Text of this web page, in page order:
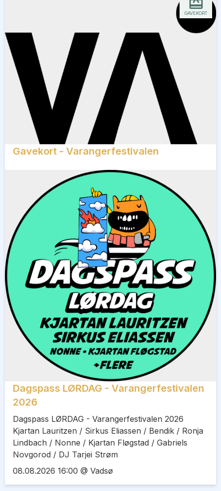
Gavekort - Varangerfestivalen
GAVEKORT
Dagspass LØRDAG - Varangerfestivalen
2026
Dagspass LØRDAG - Varangerfestivalen 2026
Kjartan Lauritzen / Sirkus Eliassen / Bendik / Ronja
Lindbach / Nonne / Kjartan Fløgstad / Gabriels
Novgorod / DJ Tarjei Strøm
08.08.2026 16:00 @ Vadsø